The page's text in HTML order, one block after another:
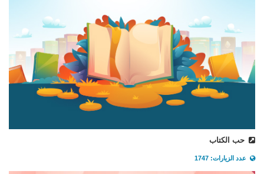
حب الكتاب
عدد الزيارات: 1747